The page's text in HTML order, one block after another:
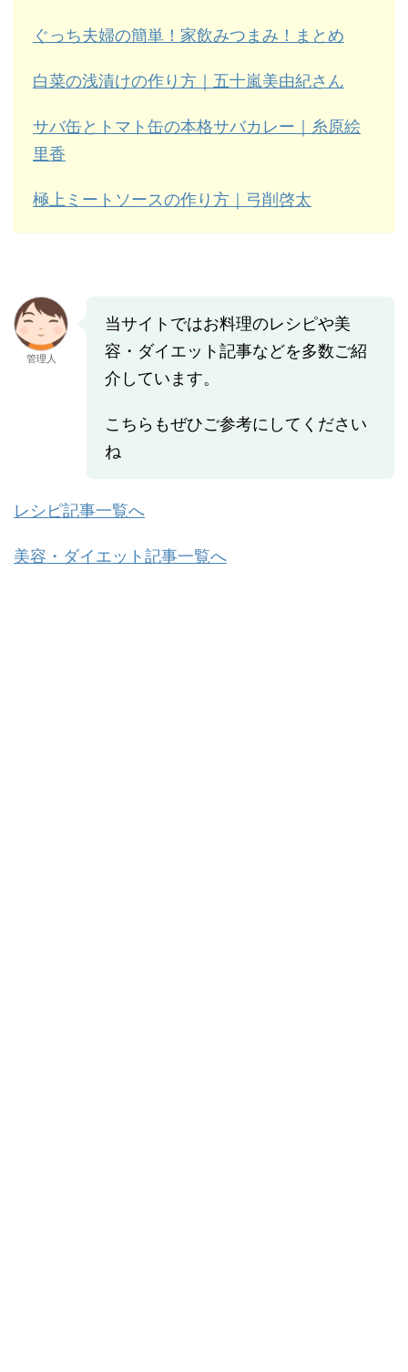
ぐっち夫婦の簡単！家飲みつまみ！まとめ
白菜の浅漬けの作り方｜五十嵐美由紀さん
サバ缶とトマト缶の本格サバカレー｜糸原絵
里香
極上ミートソースの作り方｜弓削啓太
管理人
当サイトではお料理のレシピや美
容・ダイエット記事などを多数ご紹
介しています。
こちらもぜひご参考にしてください
ね
レシピ記事一覧へ
美容・ダイエット記事一覧へ